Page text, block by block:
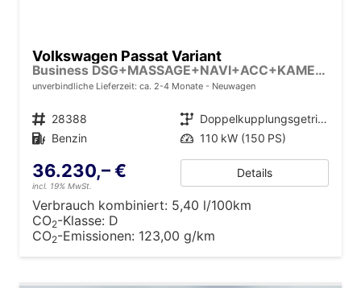
Volkswagen Passat Variant
Business DSG+MASSAGE+NAVI+ACC+KAMERA+LED
unverbindliche Lieferzeit: ca. 2-4 Monate Neuwagen
Fahrzeugnr. 28388 Getriebe
Doppelkupplungsgetriebe (DSG)
Kraftstoff Benzin Leistung 110 kW (150 PS)
36.230,– €
incl. 19% MwSt.
Details
Verbrauch kombiniert: 5,40 l/100km
CO2-Klasse: D
CO2-Emissionen: 123,00 g/km